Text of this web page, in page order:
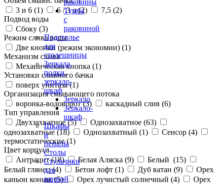
раковины
Тумба
с
раковиной
Подстолье
для
столешницы
Зеркала,
полки,
зеркало-
шкаф
Зеркало
Зеркало-
шкаф
Шкафы
и
пеналы
Столы
Стульчики
для
ванной
3 и 6 (1) 6 / 3 л (2) 7,5 (2)
Подвод воды
Сбоку (3)
Режим слива воды
Две кнопки (режим экономии) (1)
Механизм слива
Механическая кнопка (1)
Установки сливного бачка
поверх унитаза (1)
Организация смывающего потока
воронка-водоворот (3) каскадный слив (6)
Тип управления
Двухзахватное (5) Однозахватное (63)
однозахватные (18) Однозахватный (1) Сенсор (4)
термостатические (1)
Цвет корпуса
Антрацит (18) Белая Аляска (9) Белый (15)
Белый глянец (4) Бетон лофт (1) Дуб ватан (9)
Орех
каньон коньяк (5) Орех лучистый солнечный (4)
Орех